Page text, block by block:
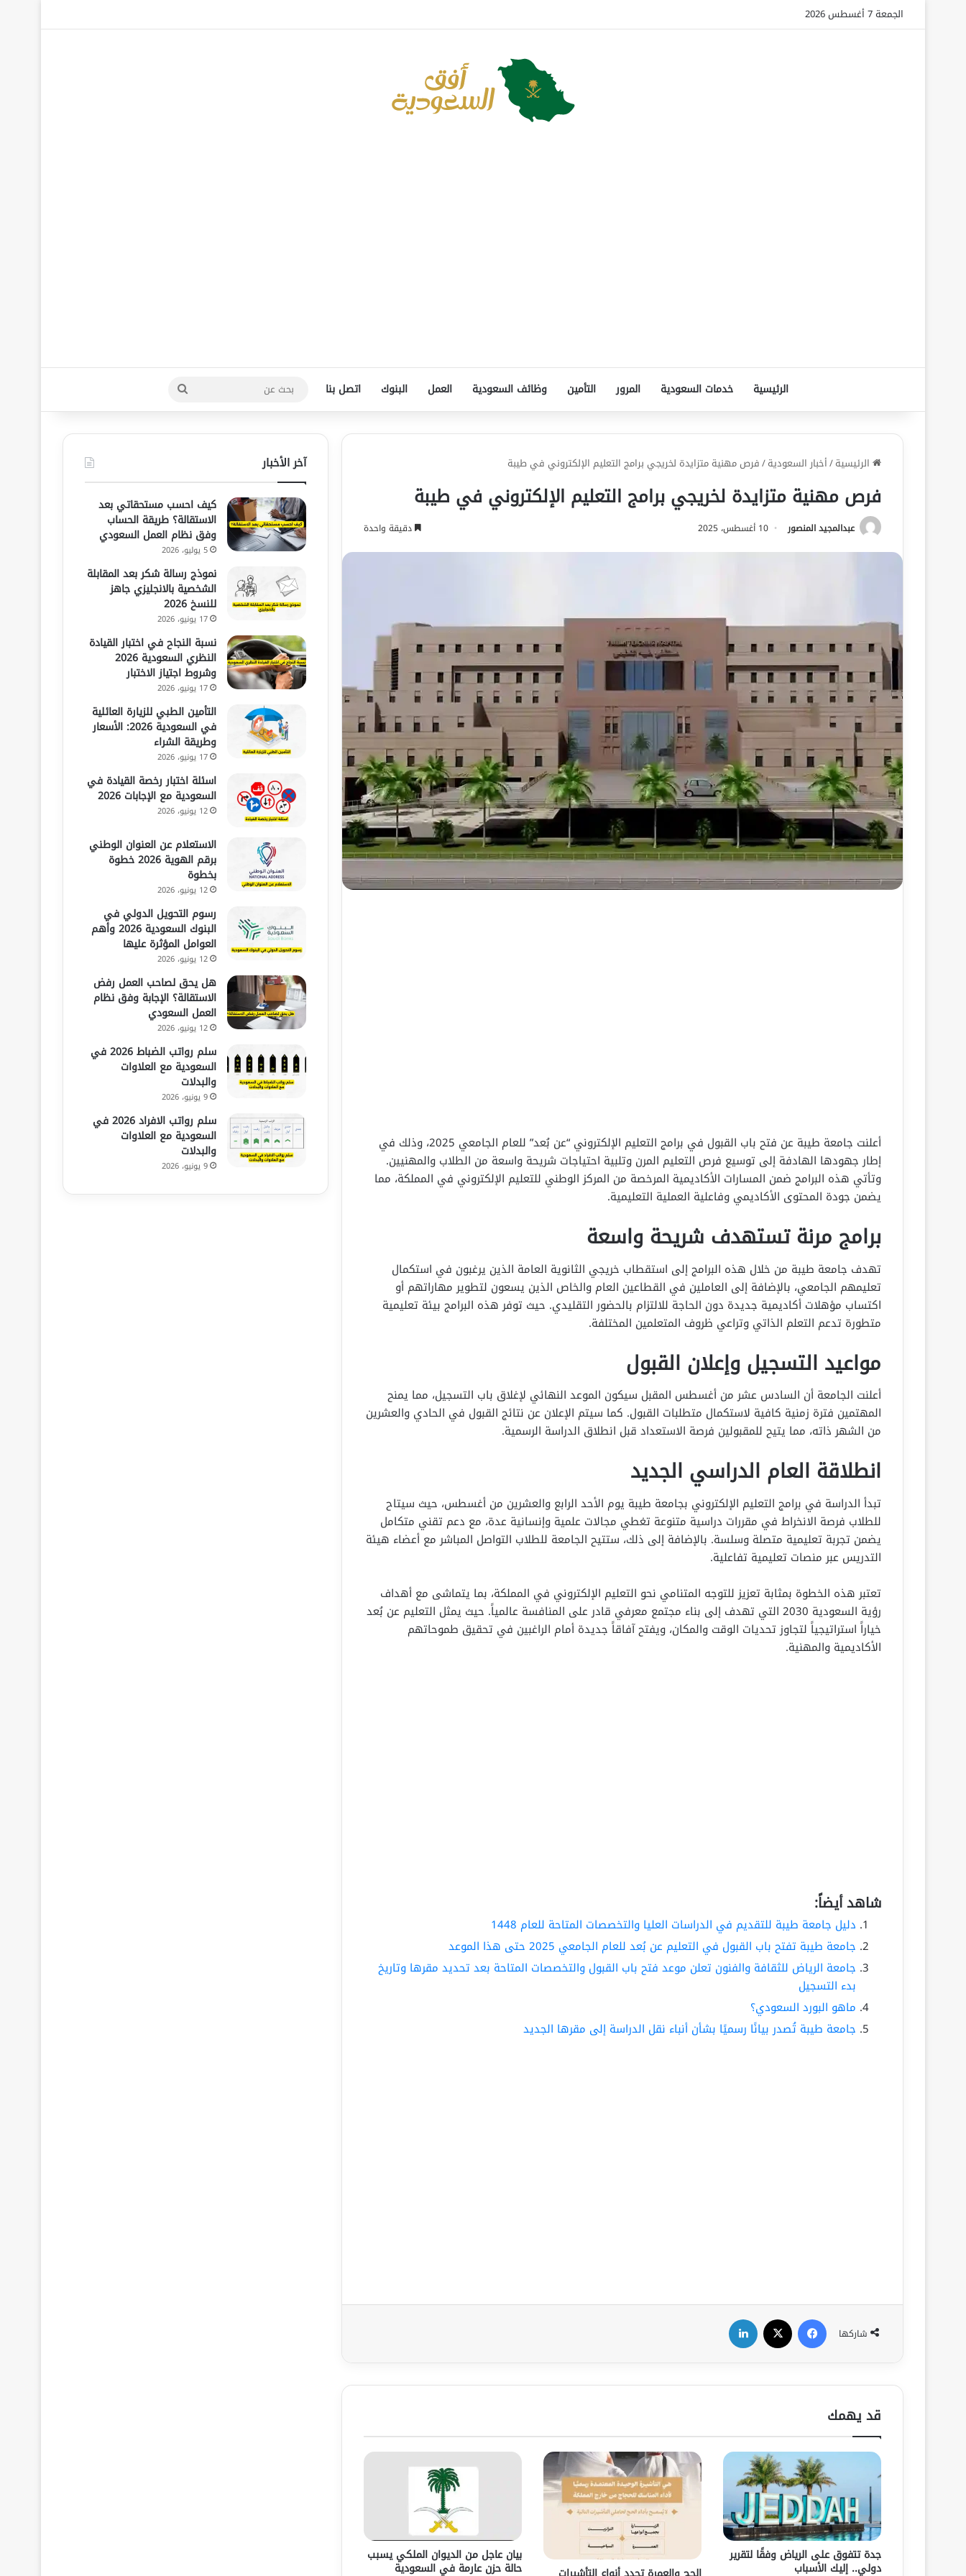
الجمعة 7 أغسطس 2026
الرئيسية خدمات السعودية المرور التأمين وظائف السعودية العمل البنوك اتصل بنا
بحث
عن
الرئيسية/أخبار السعودية/فرص مهنية متزايدة لخريجي برامج التعليم الإلكتروني في طيبة
فرص مهنية متزايدة لخريجي برامج التعليم الإلكتروني في طيبة
عبدالمجيد المنصور 10 أغسطس، 2025 دقيقة واحدة
أعلنت جامعة طيبة عن فتح باب القبول في برامج التعليم الإلكتروني “عن بُعد” للعام الجامعي 2025، وذلك في
إطار جهودها الهادفة إلى توسيع فرص التعليم المرن وتلبية احتياجات شريحة واسعة من الطلاب والمهنيين.
وتأتي هذه البرامج ضمن المسارات الأكاديمية المرخصة من المركز الوطني للتعليم الإلكتروني في المملكة، مما
يضمن جودة المحتوى الأكاديمي وفاعلية العملية التعليمية.
برامج مرنة تستهدف شريحة واسعة
تهدف جامعة طيبة من خلال هذه البرامج إلى استقطاب خريجي الثانوية العامة الذين يرغبون في استكمال
تعليمهم الجامعي، بالإضافة إلى العاملين في القطاعين العام والخاص الذين يسعون لتطوير مهاراتهم أو
اكتساب مؤهلات أكاديمية جديدة دون الحاجة للالتزام بالحضور التقليدي. حيث توفر هذه البرامج بيئة تعليمية
متطورة تدعم التعلم الذاتي وتراعي ظروف المتعلمين المختلفة.
مواعيد التسجيل وإعلان القبول
أعلنت الجامعة أن السادس عشر من أغسطس المقبل سيكون الموعد النهائي لإغلاق باب التسجيل، مما يمنح
المهتمين فترة زمنية كافية لاستكمال متطلبات القبول. كما سيتم الإعلان عن نتائج القبول في الحادي والعشرين
من الشهر ذاته، مما يتيح للمقبولين فرصة الاستعداد قبل انطلاق الدراسة الرسمية.
انطلاقة العام الدراسي الجديد
تبدأ الدراسة في برامج التعليم الإلكتروني بجامعة طيبة يوم الأحد الرابع والعشرين من أغسطس، حيث سيتاح
للطلاب فرصة الانخراط في مقررات دراسية متنوعة تغطي مجالات علمية وإنسانية عدة، مع دعم تقني متكامل
يضمن تجربة تعليمية متصلة وسلسة. بالإضافة إلى ذلك، ستتيح الجامعة للطلاب التواصل المباشر مع أعضاء هيئة
التدريس عبر منصات تعليمية تفاعلية.
تعتبر هذه الخطوة بمثابة تعزيز للتوجه المتنامي نحو التعليم الإلكتروني في المملكة، بما يتماشى مع أهداف
رؤية السعودية 2030 التي تهدف إلى بناء مجتمع معرفي قادر على المنافسة عالمياً. حيث يمثل التعليم عن بُعد
خياراً استراتيجياً لتجاوز تحديات الوقت والمكان، ويفتح آفاقاً جديدة أمام الراغبين في تحقيق طموحاتهم
الأكاديمية والمهنية.
شاهد أيضاً:
دليل جامعة طيبة للتقديم في الدراسات العليا والتخصصات المتاحة للعام 1448
جامعة طيبة تفتح باب القبول في التعليم عن بُعد للعام الجامعي 2025 حتى هذا الموعد
جامعة الرياض للثقافة والفنون تعلن موعد فتح باب القبول والتخصصات المتاحة بعد تحديد مقرها وتاريخ
بدء التسجيل
ماهو البورد السعودي؟
جامعة طيبة تُصدر بيانًا رسميًا بشأن أنباء نقل الدراسة إلى مقرها الجديد
شاركها
فيسبوك
قد يهمك
جدة تتفوق على الرياض وفقًا لتقرير
دولي.. إليك الأسباب
بيان عاجل من الديوان الملكي يسبب
حالة حزن عارمة في السعودية
آخر الأخبار
كيف احسب مستحقاتي بعد
الاستقالة؟ طريقة الحساب
وفق نظام العمل السعودي
5 يوليو، 2026
نموذج رسالة شكر بعد المقابلة
الشخصية بالانجليزي جاهز
للنسخ 2026
17 يونيو، 2026
نسبة النجاح في اختبار القيادة
النظري السعودية 2026
وشروط اجتياز الاختبار
17 يونيو، 2026
التأمين الطبي للزيارة العائلية
في السعودية 2026: الأسعار
وطريقة الشراء
17 يونيو، 2026
اسئلة اختبار رخصة القيادة في
السعودية مع الإجابات 2026
12 يونيو، 2026
الاستعلام عن العنوان الوطني
برقم الهوية 2026 خطوة
بخطوة
12 يونيو، 2026
رسوم التحويل الدولي في
البنوك السعودية 2026 وأهم
العوامل المؤثرة عليها
12 يونيو، 2026
هل يحق لصاحب العمل رفض
الاستقالة؟ الإجابة وفق نظام
العمل السعودي
12 يونيو، 2026
سلم رواتب الضباط 2026 في
السعودية مع العلاوات
والبدلات
9 يونيو، 2026
سلم رواتب الافراد 2026 في
السعودية مع العلاوات
والبدلات
9 يونيو، 2026